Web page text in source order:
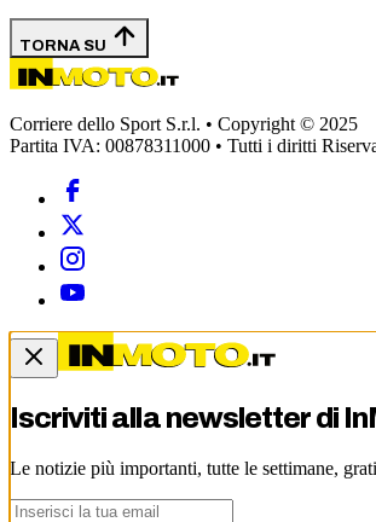
TORNA SU
Corriere dello Sport S.r.l. • Copyright © 2025
Partita IVA: 00878311000 • Tutti i diritti
Iscriviti alla newsletter di
Le notizie più importanti, tutte le settimane,